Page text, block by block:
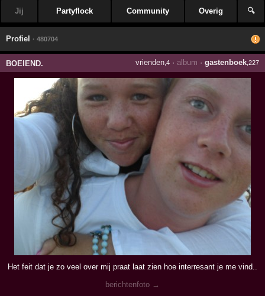
Jij Partyflock Community Overig 🔍
Profiel · 480704
BOEIEND. vrienden,4· album · gastenboek,227
Het feit dat je zo veel over mij praat laat zien hoe interresant je me vind..
berichtenfoto →